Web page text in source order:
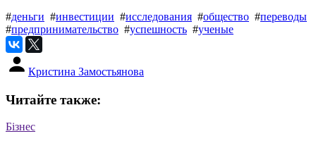
#деньги #инвестиции #исследования #общество #переводы
#предпринимательство #успешность #ученые
Кристина Замостьянова
Читайте также:
Бізнес